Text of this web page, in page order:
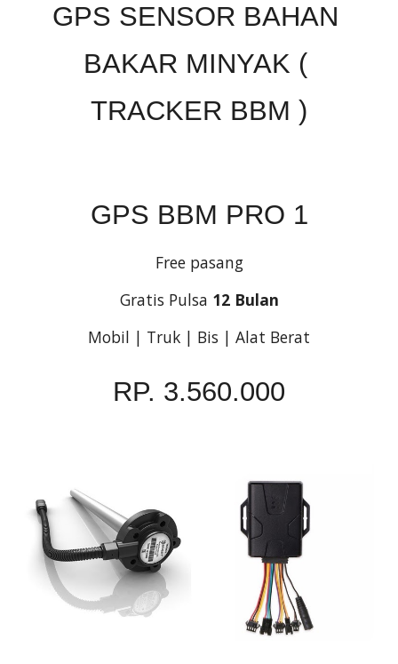
GPS SENSOR BAHAN
BAKAR MINYAK (
TRACKER BBM )
GPS BBM PRO 1
Free pasang
Gratis Pulsa 12 Bulan
Mobil | Truk | Bis | Alat Berat
RP. 3.560.000